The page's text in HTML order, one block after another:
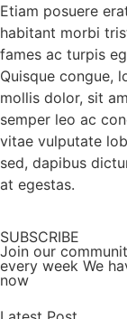
Etiam posuere
habitant morbi
fames ac turpis
Quisque congue,
mollis dolor, sit
semper leo ac
vitae vulputate
sed, dapibus
at egestas.
SUBSCRIBE
Join our
every week We
now